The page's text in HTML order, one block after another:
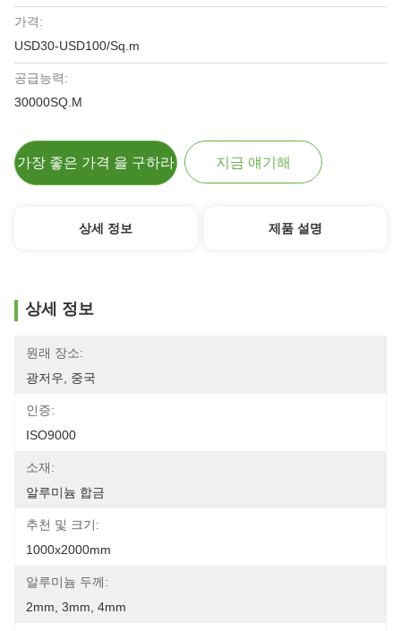
가격:
USD30-USD100/Sq.m
공급능력:
30000SQ.M
가장 좋은 가격 을 구하라 지금 얘기해
상세 정보 제품 설명
상세 정보
원래 장소:
광저우, 중국
인증:
ISO9000
소재:
알루미늄 합금
추천 및 크기:
1000x2000mm
알루미늄 두께:
2mm, 3mm, 4mm